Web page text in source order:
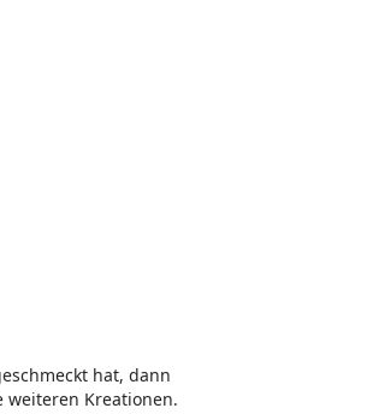
hat, dann
weiteren Kreationen.